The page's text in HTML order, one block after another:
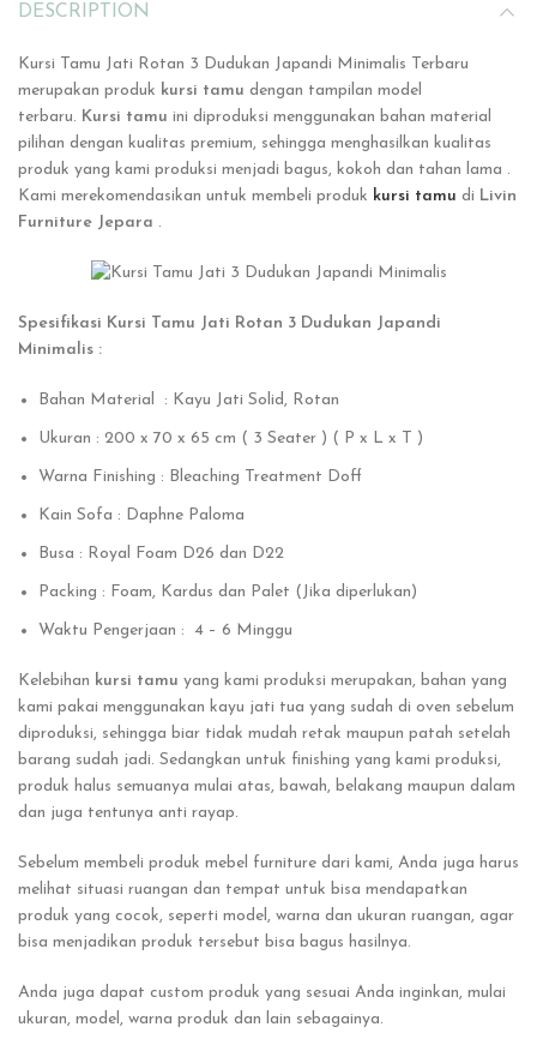
DESCRIPTION
Kursi Tamu Jati Rotan 3 Dudukan Japandi Minimalis Terbaru
merupakan produk kursi tamu dengan tampilan model
terbaru. Kursi tamu ini diproduksi menggunakan bahan material
pilihan dengan kualitas premium, sehingga menghasilkan kualitas
produk yang kami produksi menjadi bagus, kokoh dan tahan lama .
Kami merekomendasikan untuk membeli produk kursi tamu di Livin
Furniture Jepara .
Spesifikasi Kursi Tamu Jati Rotan 3 Dudukan Japandi
Minimalis :
Bahan Material : Kayu Jati Solid, Rotan
Ukuran : 200 x 70 x 65 cm ( 3 Seater ) ( P x L x T )
Warna Finishing : Bleaching Treatment Doff
Kain Sofa : Daphne Paloma
Busa : Royal Foam D26 dan D22
Packing : Foam, Kardus dan Palet (Jika diperlukan)
Waktu Pengerjaan : 4 – 6 Minggu
Kelebihan kursi tamu yang kami produksi merupakan, bahan yang
kami pakai menggunakan kayu jati tua yang sudah di oven sebelum
diproduksi, sehingga biar tidak mudah retak maupun patah setelah
barang sudah jadi. Sedangkan untuk finishing yang kami produksi,
produk halus semuanya mulai atas, bawah, belakang maupun dalam
dan juga tentunya anti rayap.
Sebelum membeli produk mebel furniture dari kami, Anda juga harus
melihat situasi ruangan dan tempat untuk bisa mendapatkan
produk yang cocok, seperti model, warna dan ukuran ruangan, agar
bisa menjadikan produk tersebut bisa bagus hasilnya.
Anda juga dapat custom produk yang sesuai Anda inginkan, mulai
ukuran, model, warna produk dan lain sebagainya.